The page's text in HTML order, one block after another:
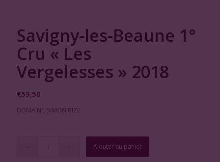
Savigny-les-Beaune 1°
Cru « Les
Vergelesses » 2018
€59,50
DOMAINE SIMON BIZE
Ajouter au panier